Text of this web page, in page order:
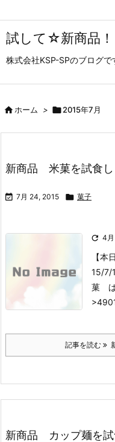
試して☆新商品！
株式会社KSP-SPのブログで
ホーム > 2015年7月
新商品 米菓を試食し
 7月 24, 2015  菓子
 4
【本
15/7/
菓 ば
記事を読む
新商品 カップ麺を試